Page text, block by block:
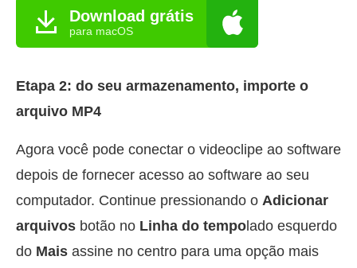
Download grátis
para macOS
Etapa 2: do seu armazenamento, importe o
arquivo MP4
Agora você pode conectar o videoclipe ao software
depois de fornecer acesso ao software ao seu
computador. Continue pressionando o Adicionar
arquivos botão no Linha do tempo lado esquerdo
do Mais assine no centro para uma opção mais